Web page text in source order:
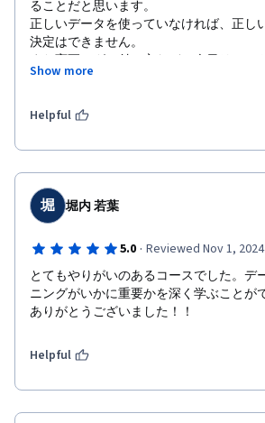
ることだと思います。
正しいデータを使っていなければ、正し
決定はできません。
また変更ログの付け方など、今日リモー
れる知識が沢山含まれていました。大変
Show more
Helpful
堀 堀内 若葉
5.0 · Reviewed Nov 1, 2024
とてもやりがいのあるコースでした。デ
ニングがいかに重要かを深く学ぶことが
ありがとうございました！！
Helpful